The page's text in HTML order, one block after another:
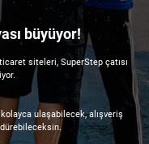
büyüyor!
siteleri, SuperStep çatısı
ulaşabilecek, alışveriş